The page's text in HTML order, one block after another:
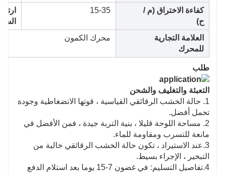
كفاءة الاختراق (م /
ح)
15-35
العلامة التجارية
للمحرك
محرك الكمون
طلب
التعبئة والتغليف والشحن
1. حالة الخشب الرقائقي القياسية ، قوتها الانضغاطية وجودة
تحمل أفضل.
2. مساحة اللوحة قليلا ، بنية التربة جيدة ، فمن الأفضل في
مانعة للتسرب ومقاومة للماء.
3.عند الاستيراد ، تكون حالة الخشب الرقائقي خالية من
التبخير ، الإجراء بسيط.
4.تفاصيل التسليم: في غضون 7-15 يوما بعد استلام الدفع